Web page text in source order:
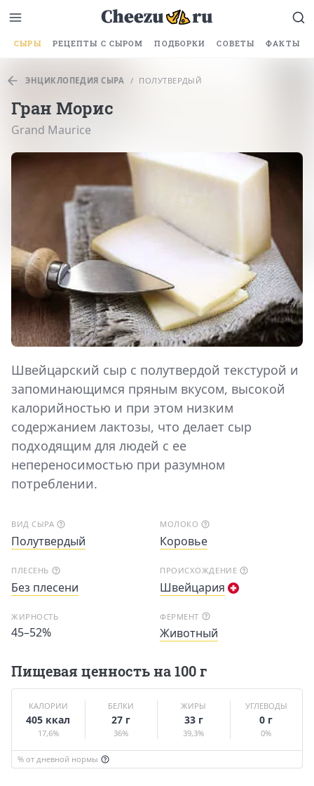
СЫРЫ РЕЦЕПТЫ С СЫРОМ ПОДБОРКИ СОВЕТЫ ФАКТЫ
ЭНЦИКЛОПЕДИЯ СЫРА / ПОЛУТВЕРДЫЙ
Гран Морис
Grand Maurice
Швейцарский сыр с полутвердой текстурой и
запоминающимся пряным вкусом, высокой
калорийностью и при этом низким
содержанием лактозы, что делает сыр
подходящим для людей с ее
непереносимостью при разумном
потреблении.
ВИД СЫРА
Полутвердый
МОЛОКО
Коровье
ПЛЕСЕНЬ
Без плесени
ПРОИСХОЖДЕНИЕ
Швейцария
ЖИРНОСТЬ
45–52%
ФЕРМЕНТ
Животный
Пищевая ценность на 100 г
КАЛОРИИ
405 ккал
17,6%
БЕЛКИ
27 г
36%
ЖИРЫ
33 г
39,3%
УГЛЕВОДЫ
0 г
0%
% от дневной нормы